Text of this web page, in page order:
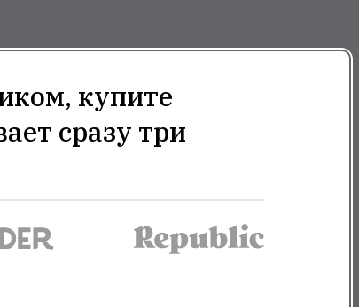
купите
сразу три